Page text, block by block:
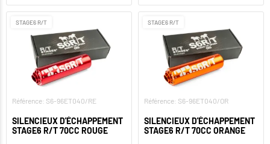
STAGE6 R/T
Référence: S6-96ET040/RE
SILENCIEUX D'ÉCHAPPEMENT
STAGE6 R/T 70CC ROUGE
STAGE6 R/T
Référence: S6-96ET040/OR
SILENCIEUX D'ÉCHAPPEMENT
STAGE6 R/T 70CC ORANGE